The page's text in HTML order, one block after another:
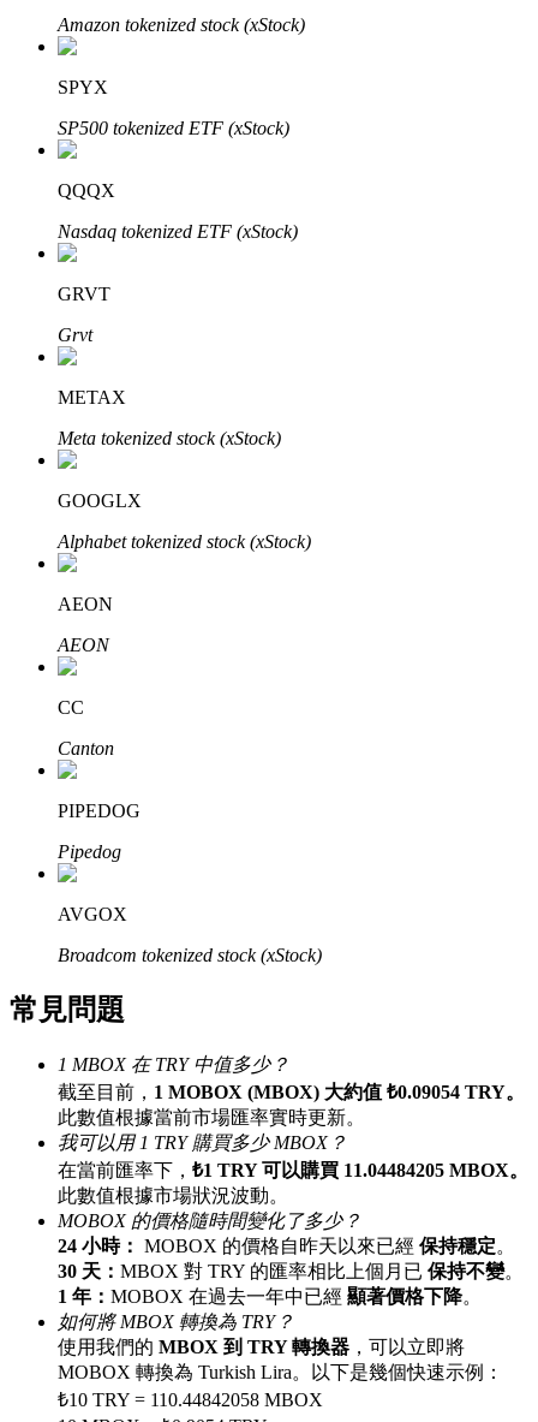
定投理财
享受活期理財及長期收益
學習理財
Bitrue渠道合伙人
最高達65%佣金！
邀请好友
邀請朋友獲得現金獎勵
Amazon tokenized stock (xStock)
SPYX
SP500 tokenized ETF (xStock)
QQQX
Nasdaq tokenized ETF (xStock)
GRVT
Grvt
METAX
Meta tokenized stock (xStock)
GOOGLX
Alphabet tokenized stock (xStock)
AEON
AEON
CC
Canton
PIPEDOG
Pipedog
AVGOX
Broadcom tokenized stock (xStock)
常見問題
1 MBOX 在 TRY 中值多少？
截至目前， 1 MOBOX (MBOX) 大約值 ₺0.09054 TRY。
此數值根據當前市場匯率實時更新。
我可以用 1 TRY 購買多少 MBOX？
在當前匯率下， ₺1 TRY 可以購買 11.04484205 MBOX。
此數值根據市場狀況波動。
MOBOX 的價格隨時間變化了多少？
24 小時： MOBOX 的價格自昨天以來已經 保持穩定。
30 天： MBOX 對 TRY 的匯率相比上個月已 保持不變。
1 年： MOBOX 在過去一年中已經 顯著價格下降。
如何將 MBOX 轉換為 TRY？
使用我們的 MBOX 到 TRY 轉換器 ，可以立即將
MOBOX 轉換為 Turkish Lira。以下是幾個快速示例：
₺10 TRY = 110.44842058 MBOX